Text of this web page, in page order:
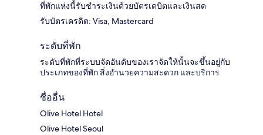
ที่พักแห่งนี้รับชำระเงินด้วยบัตรเดบิตและเงินสด
รับบัตรเครดิต: Visa, Mastercard
ระดับที่พัก
ระดับที่พักที่ระบบจัดอันดับของเราจัดให้นั้นจะขึ้นอยู่กับ
ประเภทของที่พัก สิ่งอำนวยความสะดวก และบริการ
ชื่ออื่น
Olive Hotel Hotel
Olive Hotel Seoul